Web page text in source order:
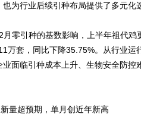
为行业后续引种布局提供了多元化
引种的基数影响，上半年祖代鸡
万套，同比下降35.75%。从行业运
面临引种成本上升、生物安全防控
超预期，单月创近年新高